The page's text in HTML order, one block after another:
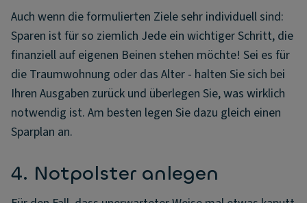
Auch wenn die formulierten Ziele sehr individuell sind:
Sparen ist für so ziemlich Jede ein wichtiger Schritt, die
finanziell auf eigenen Beinen stehen möchte! Sei es für
die Traumwohnung oder das Alter - halten Sie sich bei
Ihren Ausgaben zurück und überlegen Sie, was wirklich
notwendig ist. Am besten legen Sie dazu gleich einen
Sparplan an.
4. Notpolster anlegen